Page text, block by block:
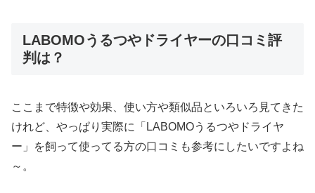
LABOMOうるつやドライヤーの口コミ評
判は？
ここまで特徴や効果、使い方や類似品といろいろ見てきた
けれど、やっぱり実際に「LABOMOうるつやドライヤ
ー」を飼って使ってる方の口コミも参考にしたいですよね
～。